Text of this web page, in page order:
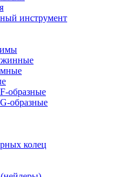
инструмент
образные
образные
колец